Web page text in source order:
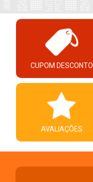
CUPOM DESCONTO
AVALIAÇÕES